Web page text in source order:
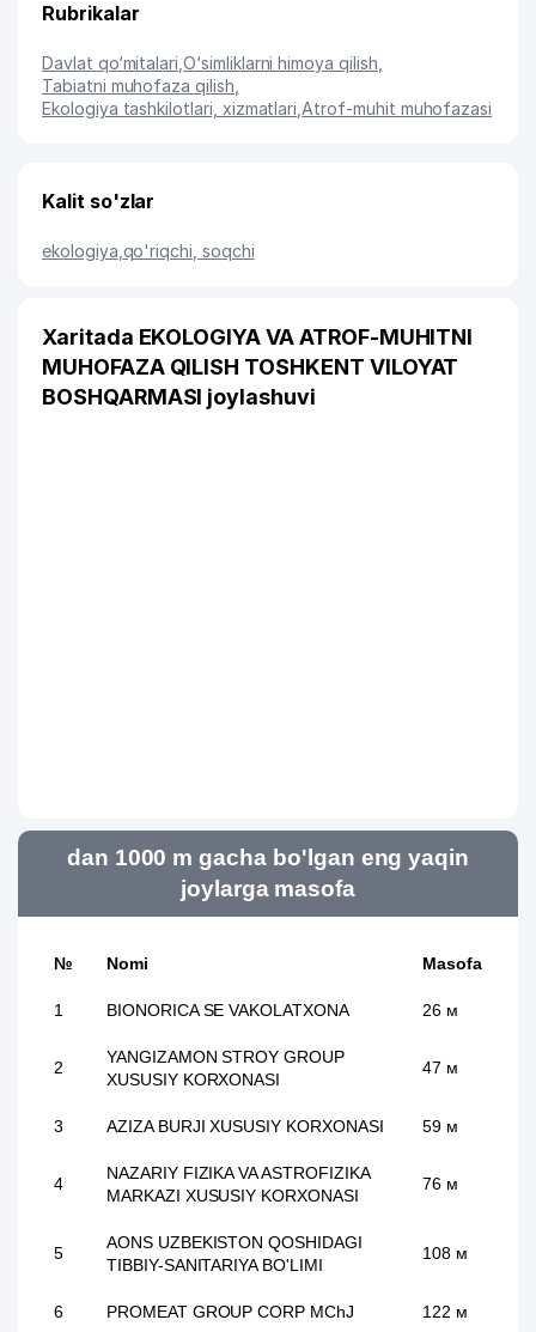
Rubrikalar
Davlat qo‘mitalari ,O‘simliklarni himoya qilish
Tabiatni muhofaza qilish
Ekologiya tashkilotlari, xizmatlari Atrof-muhit muhofazasi
Kalit so'zlar
ekologiya qo'riqchi, soqchi
Xaritada EKOLOGIYA VA ATROF-MUHITNI
MUHOFAZA QILISH TOSHKENT VILOYAT
BOSHQARMASI joylashuvi
dan 1000 m gacha bo'lgan eng yaqin
joylarga masofa
№ Nomi Masofa
1 BIONORICA SE VAKOLATXONA 26 м
2
YANGIZAMON STROY GROUP
XUSUSIY KORXONASI
47 м
3 AZIZA BURJI XUSUSIY KORXONASI 59 м
4
NAZARIY FIZIKA VA ASTROFIZIKA
MARKAZI XUSUSIY KORXONASI
76 м
5
AONS UZBEKISTON QOSHIDAGI
TIBBIY-SANITARIYA BO'LIMI
108 м
6 PROMEAT GROUP CORP MChJ 122 м